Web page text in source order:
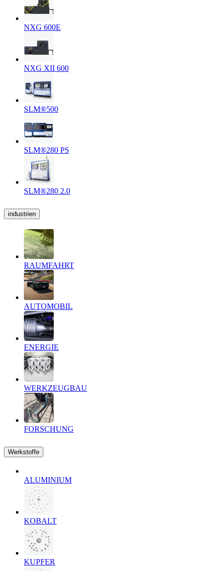
NXG 600E
NXG XII 600
SLM®500
SLM®280 PS
SLM®280 2.0
industrien
RAUMFAHRT
AUTOMOBIL
ENERGIE
WERKZEUGBAU
FORSCHUNG
Werkstoffe
ALUMINIUM
KOBALT
KUPFER